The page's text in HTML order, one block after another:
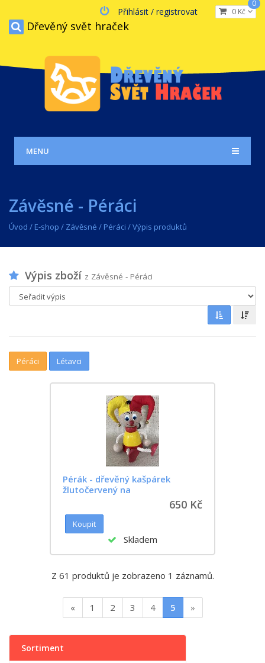
0 Kč
0
Přihlásit / registrovat
Dřevěný svět hraček
MENU
Závěsné - Péráci
Úvod / E-shop / Závěsné / Péráci / Výpis produktů
Výpis zboží z Závěsné - Péráci
Péráci Létavci
Pérák - dřevěný kašpárek
žlutočervený na
650 Kč
Skladem
Z 61 produktů je zobrazeno 1 záznamů.
« 1 2 3 4 5 »
Sortiment